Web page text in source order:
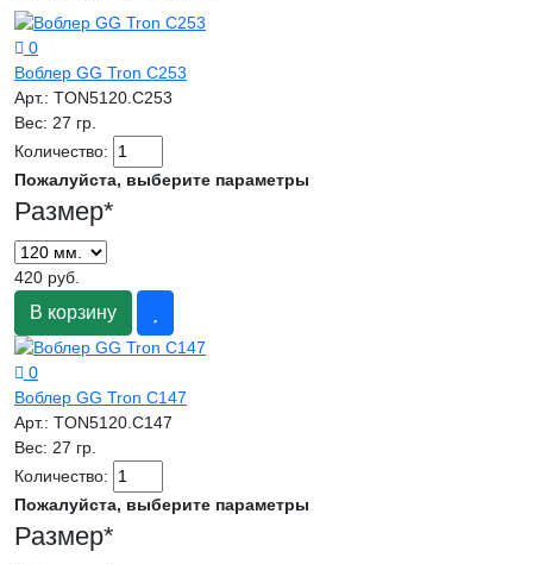
0
Воблер GG Tron C253
Арт.: TON5120.C253
Вес: 27 гр.
Количество:
Пожалуйста, выберите параметры
Размер*
420 руб.
В корзину
0
Воблер GG Tron C147
Арт.: TON5120.C147
Вес: 27 гр.
Количество:
Пожалуйста, выберите параметры
Размер*